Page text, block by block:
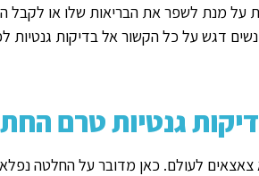
על מנת לשפר את הבריאות שלו או לקבל
דגש על כל הקשור אל בדיקות גנטיות
גנטיות טרם
לעולם. כאן מדובר על החלטה